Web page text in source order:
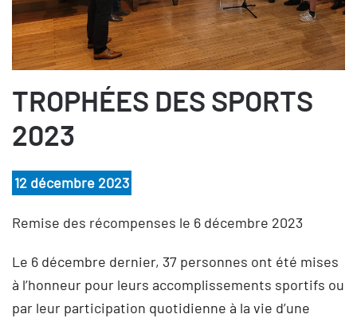
TROPHÉES DES SPORTS
2023
12 décembre 2023
Remise des récompenses le 6 décembre 2023
Le 6 décembre dernier, 37 personnes ont été mises
à l’honneur pour leurs accomplissements sportifs ou
par leur participation quotidienne à la vie d’une